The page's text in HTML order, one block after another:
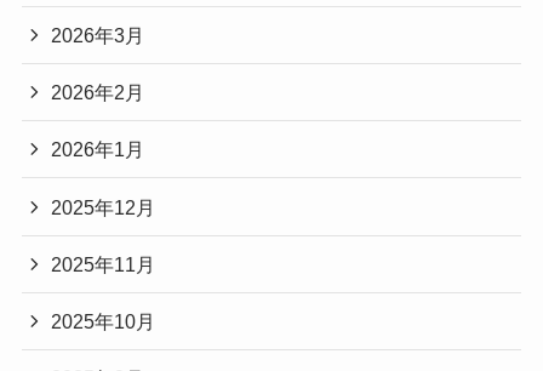
2026年3月
2026年2月
2026年1月
2025年12月
2025年11月
2025年10月